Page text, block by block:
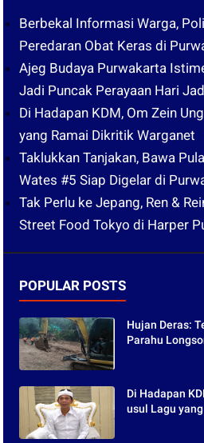
Berbekal Informasi Warga,
Peredaran Obat Keras di
Ajeg Budaya Purwakarta
Jadi Puncak Perayaan Hari
Di Hadapan KDM, Om Zein
yang Ramai Dikritik Warganet
Taklukkan Tanjakan, Bawa
Wates #5 Siap Digelar di
Tak Perlu ke Jepang, Ren &
Street Food Tokyo di Harper
POPULAR POSTS
Hujan Deras:
Parahu
Di Hadapan
usul Lagu